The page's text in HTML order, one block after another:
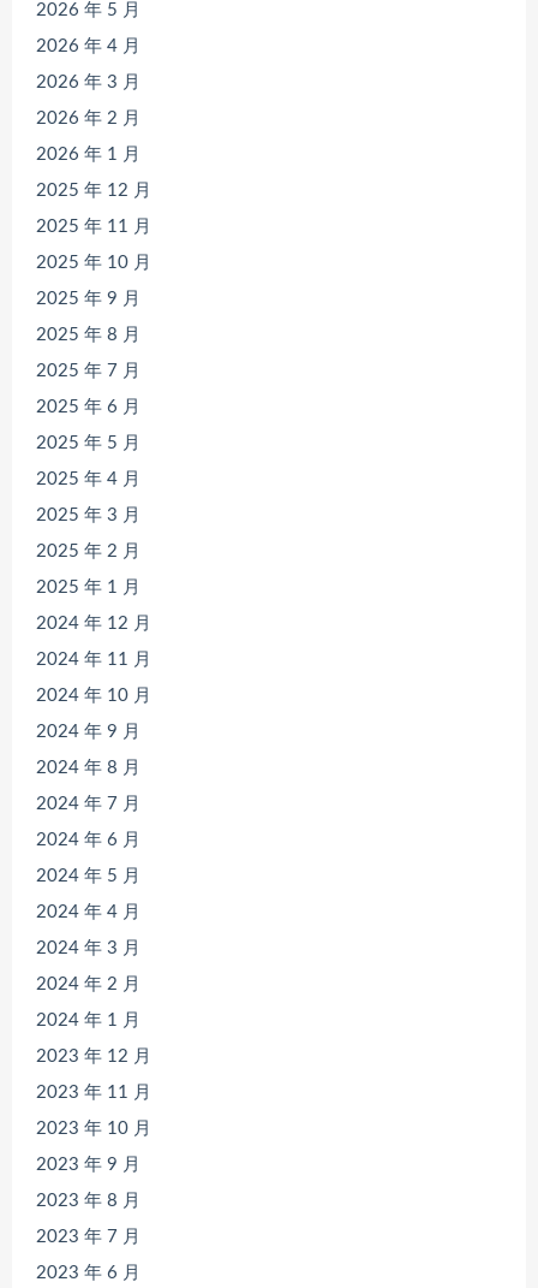
2026 年 5 月
2026 年 4 月
2026 年 3 月
2026 年 2 月
2026 年 1 月
2025 年 12 月
2025 年 11 月
2025 年 10 月
2025 年 9 月
2025 年 8 月
2025 年 7 月
2025 年 6 月
2025 年 5 月
2025 年 4 月
2025 年 3 月
2025 年 2 月
2025 年 1 月
2024 年 12 月
2024 年 11 月
2024 年 10 月
2024 年 9 月
2024 年 8 月
2024 年 7 月
2024 年 6 月
2024 年 5 月
2024 年 4 月
2024 年 3 月
2024 年 2 月
2024 年 1 月
2023 年 12 月
2023 年 11 月
2023 年 10 月
2023 年 9 月
2023 年 8 月
2023 年 7 月
2023 年 6 月